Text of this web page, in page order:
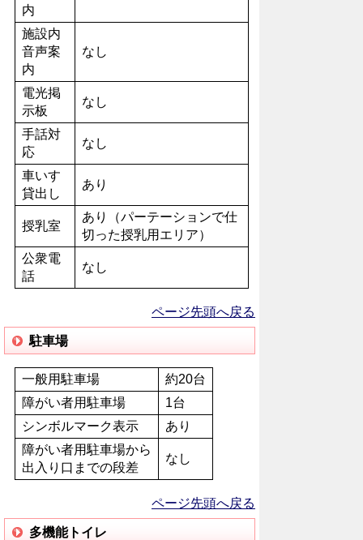
内
施設内
音声案
内
なし
電光掲
示板
なし
手話対
応
なし
車いす
貸出し
あり
授乳室
あり（パーテーションで仕
切った授乳用エリア）
公衆電
話
なし
ページ先頭へ戻る
駐車場
一般用駐車場
約20台
障がい者用駐車場
1台
シンボルマーク表示
あり
障がい者用駐車場から
出入り口までの段差
なし
ページ先頭へ戻る
多機能トイレ